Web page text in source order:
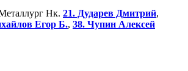
Нк. 21. Дударев Дмитрий,
Егор Б., 38. Чупин Алексей